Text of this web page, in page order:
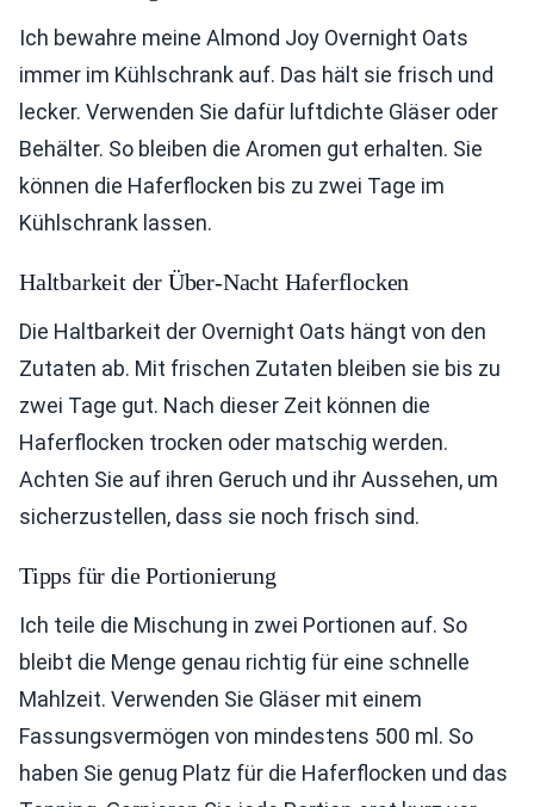
Ich bewahre meine Almond Joy Overnight Oats
immer im Kühlschrank auf. Das hält sie frisch und
lecker. Verwenden Sie dafür luftdichte Gläser oder
Behälter. So bleiben die Aromen gut erhalten. Sie
können die Haferflocken bis zu zwei Tage im
Kühlschrank lassen.
Haltbarkeit der Über-Nacht Haferflocken
Die Haltbarkeit der Overnight Oats hängt von den
Zutaten ab. Mit frischen Zutaten bleiben sie bis zu
zwei Tage gut. Nach dieser Zeit können die
Haferflocken trocken oder matschig werden.
Achten Sie auf ihren Geruch und ihr Aussehen, um
sicherzustellen, dass sie noch frisch sind.
Tipps für die Portionierung
Ich teile die Mischung in zwei Portionen auf. So
bleibt die Menge genau richtig für eine schnelle
Mahlzeit. Verwenden Sie Gläser mit einem
Fassungsvermögen von mindestens 500 ml. So
haben Sie genug Platz für die Haferflocken und das